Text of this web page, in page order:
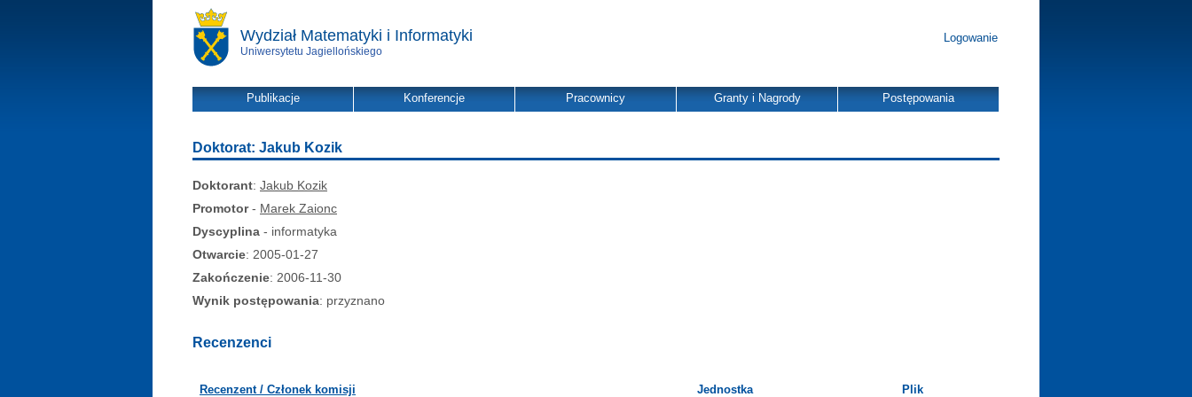
Wydział Matematyki i Informatyki
Uniwersytetu Jagiellońskiego
Logowanie
Publikacje Konferencje Pracownicy Granty i Nagrody Postępowania
Doktorat: Jakub Kozik
Doktorant: Jakub Kozik
Promotor- Marek Zaionc
Dyscyplina - informatyka
Otwarcie: 2005-01-27
Zakończenie: 2006-11-30
Wynik postępowania: przyznano
Recenzenci
Recenzent / Członek komisji Jednostka Plik